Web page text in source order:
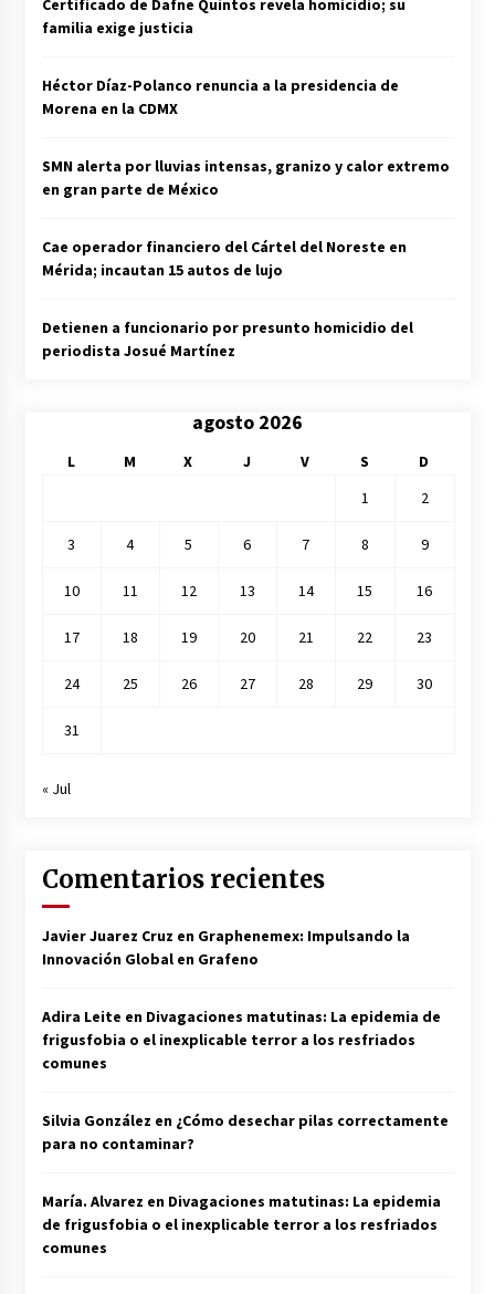
Certificado de Dafne Quintos revela homicidio; su
familia exige justicia
Héctor Díaz-Polanco renuncia a la presidencia de
Morena en la CDMX
SMN alerta por lluvias intensas, granizo y calor extremo
en gran parte de México
Cae operador financiero del Cártel del Noreste en
Mérida; incautan 15 autos de lujo
Detienen a funcionario por presunto homicidio del
periodista Josué Martínez
agosto 2026
L M X J V S
D
1
2
3 4 5 6 7 8 9
10 11 12 13 14 15 16
17 18 19 20 21 22 23
24 25 26 27 28 29 30
31
« Jul
Comentarios recientes
Javier Juarez Cruz en Graphenemex: Impulsando la
Innovación Global en Grafeno
Adira Leite en Divagaciones matutinas: La epidemia de
frigusfobia o el inexplicable terror a los resfriados
comunes
Silvia González en ¿Cómo desechar pilas correctamente
para no contaminar?
María. Alvarez en Divagaciones matutinas: La epidemia
de frigusfobia o el inexplicable terror a los resfriados
comunes